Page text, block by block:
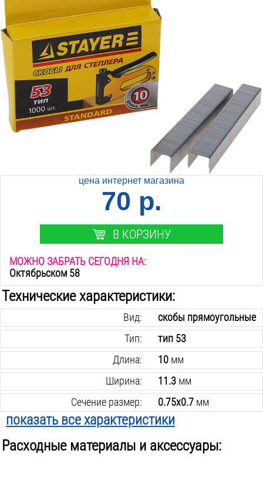
цена интернет магазина
70 р.
В КОРЗИНУ
МОЖНО ЗАБРАТЬ СЕГОДНЯ НА:
Октябрьском 58
Технические характеристики:
Вид:
скобы прямоугольные
Тип:
тип 53
Длина:
10мм
Ширина:
11.3мм
Сечение размер:
0.75х0.7мм
Количество в упаковке:
1000
Вес инструмента:
0.07кг
показать все характеристики
Расходные материалы и аксессуары: